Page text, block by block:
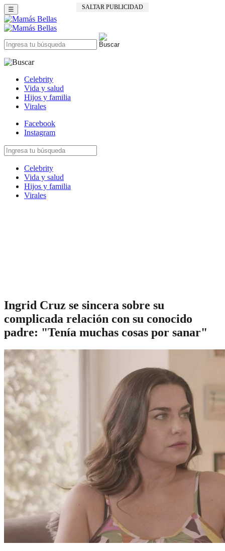
SALTAR PUBLICIDAD
☰
Celebrity
Vida y salud
Hijos y familia
Virales
Facebook
Instagram
Celebrity
Vida y salud
Hijos y familia
Virales
Ingrid Cruz se sincera sobre su
complicada relación con su conocido
padre: "Tenía muchas cosas por sanar"